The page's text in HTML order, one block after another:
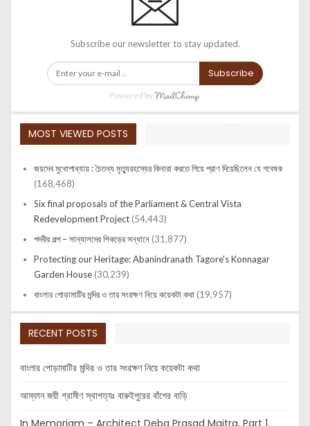
Subscribe our newsletter to stay updated.
Subscribe
Powered by
MOST VIEWED POSTS
জয়দেব মুখোপাধ্যায় : চৈতন্য মৃত্যুরহস্যের কিনারা করতে গিয়ে প্রাণ দিয়েছিলেন যে গবেষক
(168,468)
Six final proposals of the Parliament & Central Vista
Redevelopment Project (54,443)
পদবীর গল্প – সান্যালদের শিকড়ের সন্ধানে (31,877)
Protecting our Heritage: Abanindranath Tagore’s Konnagar
Garden House (30,239)
বাংলার পোড়ামাটির মন্দির ও তার সংরক্ষণ নিয়ে কয়েকটা কথা (19,957)
RECENT POSTS
বাংলার পোড়ামাটির মন্দির ও তার সংরক্ষণ নিয়ে কয়েকটা কথা
আম্ফান জয়ী গ্রামীণ স্থাপত্যঃ বারুইপুরের বাঁশের বাড়ি
In Memoriam – Architect Deba Prasad Maitra, Part 1.